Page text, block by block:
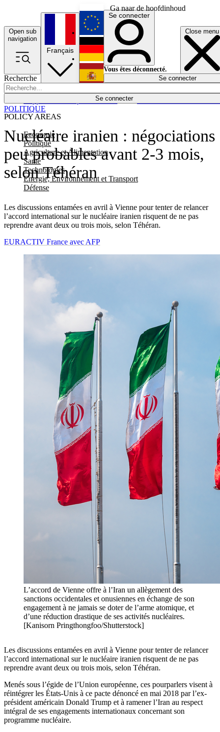
Ga naar de hoofdinhoud
Open sub
navigation
Close menu
Recherche
Se connecter
POLICY AREAS
Economie
Politique
Agriculture et Alimentation
Santé
Technologies
Energie, Environnement et Transport
Défense
Économie
Français
English
Deutsch
Español
Se connecter
Vous êtes déconnecté.
Se connecter
Nucléaire iranien : négociations
peu probables avant 2-3 mois,
selon Téhéran
Les discussions entamées en avril à Vienne pour tenter de relancer
l’accord international sur le nucléaire iranien risquent de ne pas
reprendre avant deux ou trois mois, selon Téhéran.
POLITIQUE
EURACTIV France avec AFP
L’accord de Vienne offre à l’Iran un allègement des
sanctions occidentales et onusiennes en échange de son
engagement à ne jamais se doter de l’arme atomique, et
d’une réduction drastique de ses activités nucléaires.
[Kanisorn Pringthongfoo/Shutterstock]
Les discussions entamées en avril à Vienne pour tenter de relancer
l’accord international sur le nucléaire iranien risquent de ne pas
reprendre avant deux ou trois mois, selon Téhéran.
Menés sous l’égide de l’Union européenne, ces pourparlers visent à
réintégrer les États-Unis à ce pacte dénoncé en mai 2018 par l’ex-
président américain Donald Trump et à ramener l’Iran au respect
intégral de ses engagements internationaux concernant son
programme nucléaire.